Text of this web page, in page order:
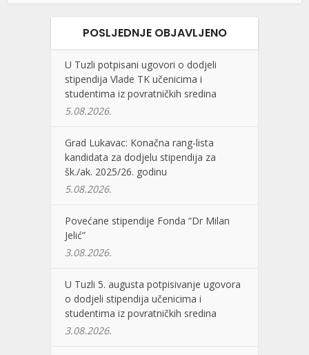
POSLJEDNJE OBJAVLJENO
U Tuzli potpisani ugovori o dodjeli
stipendija Vlade TK učenicima i
studentima iz povratničkih sredina
5.08.2026.
Grad Lukavac: Konačna rang-lista
kandidata za dodjelu stipendija za
šk./ak. 2025/26. godinu
5.08.2026.
Povećane stipendije Fonda “Dr Milan
Jelić”
3.08.2026.
U Tuzli 5. augusta potpisivanje ugovora
o dodjeli stipendija učenicima i
studentima iz povratničkih sredina
3.08.2026.